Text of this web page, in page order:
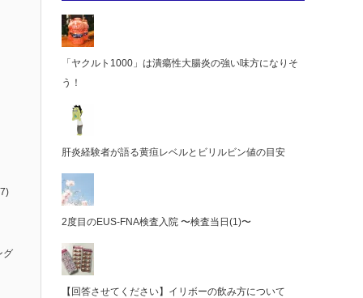
グ
「ヤクルト1000」は潰瘍性大腸炎の強い味方になりそ
う！
肝炎経験者が語る黄疸レベルとビリルビン値の目安
2度目のEUS-FNA検査入院 〜検査当日(1)〜
【回答させてください】イリボーの飲み方について